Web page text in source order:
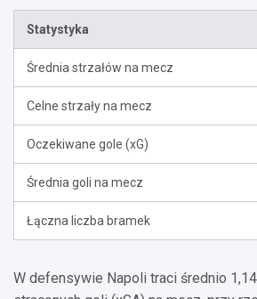
Statystyka
Średnia strzałów na mecz
Celne strzały na mecz
Oczekiwane gole (xG)
Średnia goli na mecz
Łączna liczba bramek
W defensywie Napoli traci średnio